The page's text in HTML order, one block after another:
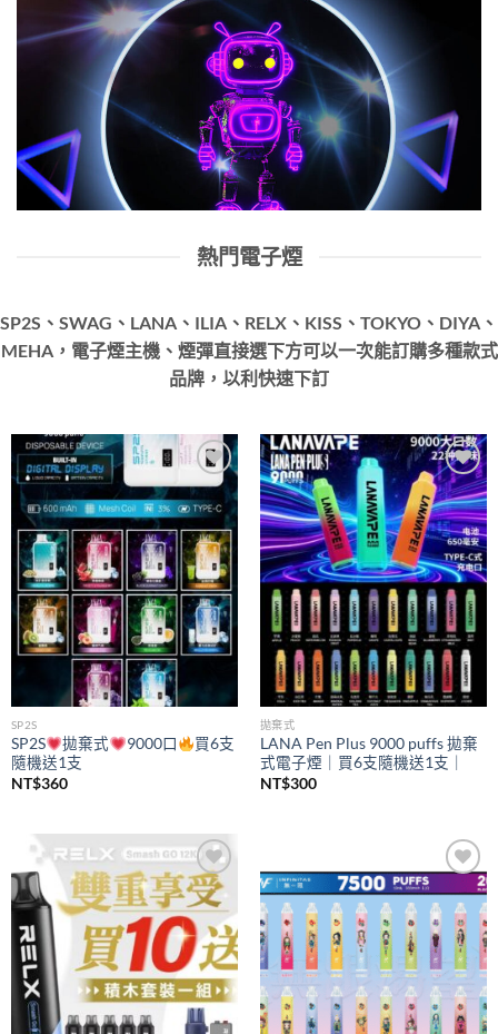
熱門電子煙
SP2S、SWAG、LANA、ILIA、RELX、KISS、TOKYO、DIYA、
MEHA，電子煙主機、煙彈直接選下方可以一次能訂購多種款式
品牌，以利快速下訂
Add to
wishlist
SP2S
SP2S 拋棄式 9000口
買6支
隨機送1支
NT$360
Add to
wishlist
拋棄式
LANA Pen Plus 9000 puffs 拋棄
式電子煙｜買6支隨機送1支｜
NT$300
Add to
wishlist
Add to
wishlist